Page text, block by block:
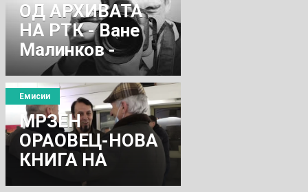
ОД АРХИВАТА
НА РТК - Ване
Малинков -
Ќендо
МРЗЕН
ОРАОВЕЦ-НОВА
КНИГА НА
ТОДОР БОГЕВ
Емисии